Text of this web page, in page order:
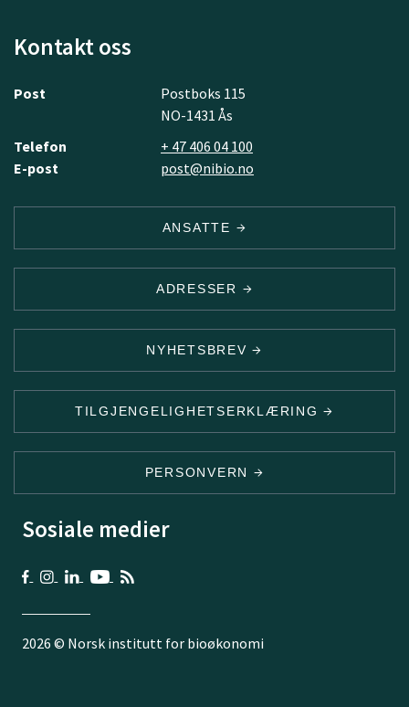
Kontakt oss
Post
Postboks 115
NO-1431 Ås
Telefon
+ 47 406 04 100
E-post
post@nibio.no
ANSATTE
ADRESSER
NYHETSBREV
TILGJENGELIGHETSERKLÆRING
PERSONVERN
Sosiale medier
2026 © Norsk institutt for bioøkonomi